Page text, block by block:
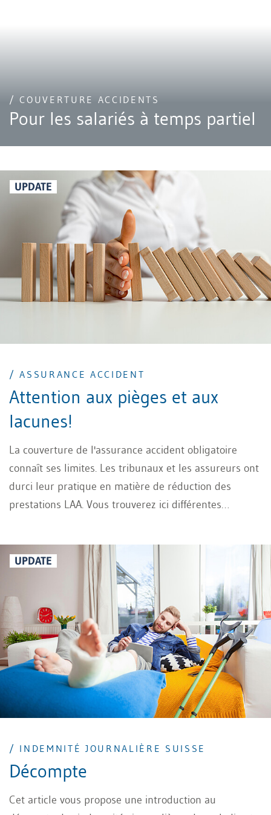
/ COUVERTURE ACCIDENTS
Pour les salariés à temps partiel
UPDATE
/ ASSURANCE ACCIDENT
Attention aux pièges et aux
lacunes!
La couverture de l'assurance accident obligatoire
connaît ses limites. Les tribunaux et les assureurs ont
durci leur pratique en matière de réduction des
prestations LAA. Vous trouverez ici différentes
UPDATE
/ INDEMNITÉ JOURNALIÈRE SUISSE
Décompte
Cet article vous propose une introduction au